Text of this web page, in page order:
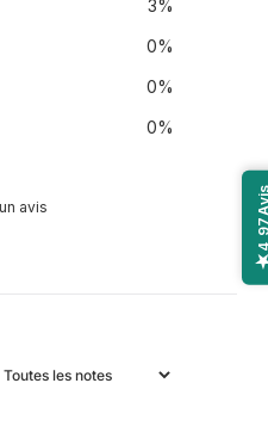
3%
0%
0%
0%
avis